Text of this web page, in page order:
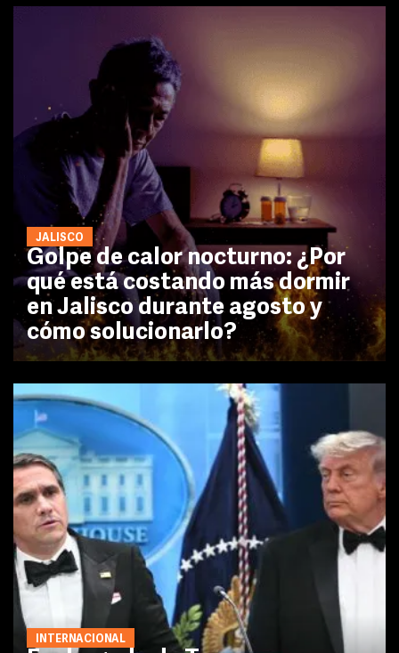
JALISCO
Golpe de calor nocturno: ¿Por
qué está costando más dormir
en Jalisco durante agosto y
cómo solucionarlo?
INTERNACIONAL